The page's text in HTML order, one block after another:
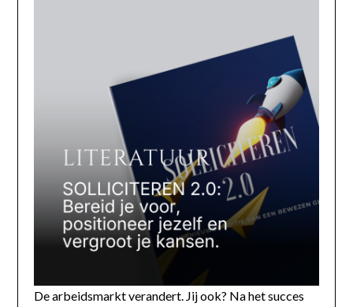
De arbeidsmarkt verandert. Jij ook? Na het succes